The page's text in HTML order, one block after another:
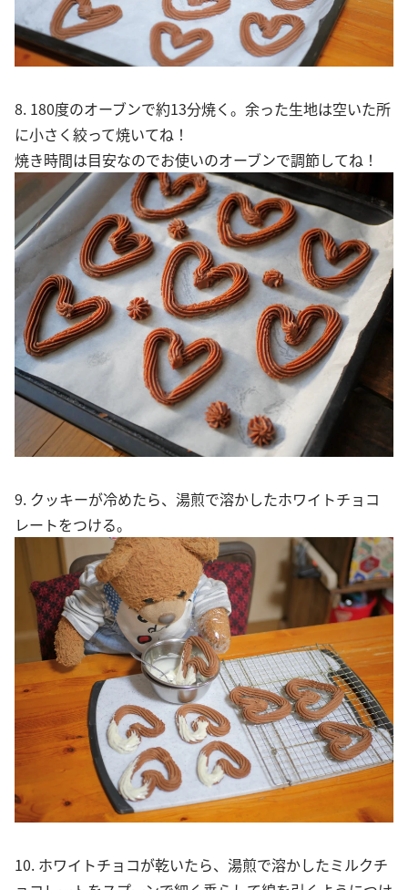
8. 180度のオーブンで約13分焼く。余った生地は空いた所
に小さく絞って焼いてね！
焼き時間は目安なのでお使いのオーブンで調節してね！
9. クッキーが冷めたら、湯煎で溶かしたホワイトチョコ
レートをつける。
10. ホワイトチョコが乾いたら、湯煎で溶かしたミルクチ